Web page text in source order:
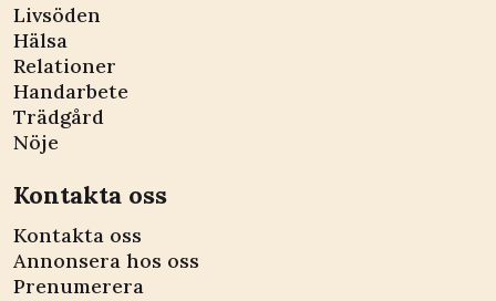
Livsöden
Hälsa
Relationer
Handarbete
Trädgård
Nöje
Kontakta oss
Kontakta oss
Annonsera hos oss
Prenumerera